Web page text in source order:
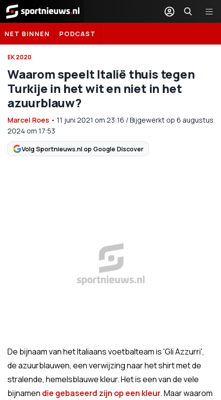
Sportnieuws.nl
NET BINNEN PODCAST
EK 2020
Waarom speelt Italië thuis tegen
Turkije in het wit en niet in het
azuurblauw?
Marcel Roes • 11 juni 2021 om 23:16 /Bijgewerkt op 6 augustus
2024 om 17:53
Volg Sportnieuws.nl op Google Discover
De bijnaam van het Italiaans voetbalteam is 'Gli Azzurri',
de azuurblauwen, een verwijzing naar het shirt met de
stralende, hemelsblauwe kleur. Het is een van de vele
bijnamen die gebaseerd zijn op een kleur. Maar waarom